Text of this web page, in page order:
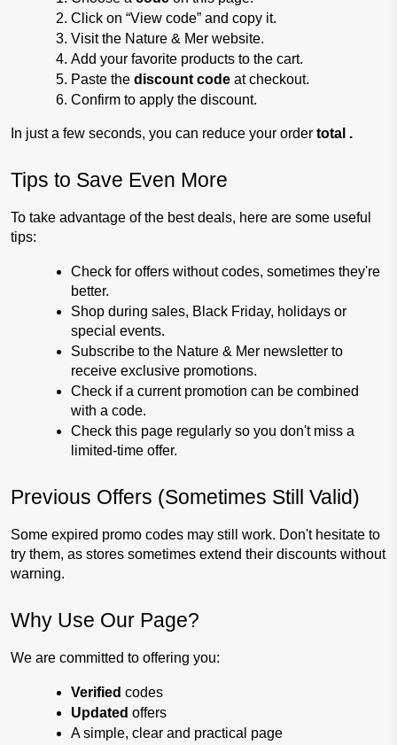
Click on “View code” and copy it.
Visit the Nature & Mer website.
Add your favorite products to the cart.
Paste the discount code at checkout.
Confirm to apply the discount.
In just a few seconds, you can reduce your order total .
Tips to Save Even More
To take advantage of the best deals, here are some useful
tips:
Check for offers without codes, sometimes they're
better.
Shop during sales, Black Friday, holidays or
special events.
Subscribe to the Nature & Mer newsletter to
receive exclusive promotions.
Check if a current promotion can be combined
with a code.
Check this page regularly so you don't miss a
limited-time offer.
Previous Offers (Sometimes Still Valid)
Some expired promo codes may still work. Don't hesitate to
try them, as stores sometimes extend their discounts without
warning.
Why Use Our Page?
We are committed to offering you:
Verified codes
Updated offers
A simple, clear and practical page